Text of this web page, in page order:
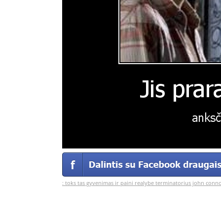
: toks tas gyvenimas ir paini realybe terminatorius john